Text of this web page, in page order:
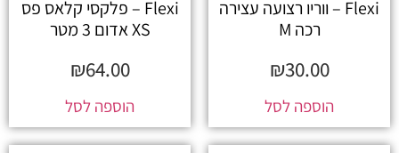
Flexi – ווריו רצועה עצירה
רכה M
₪30.00
הוספה לסל
Flexi – פלקסי קלאס פס
XS אדום 3 מטר
₪64.00
הוספה לסל